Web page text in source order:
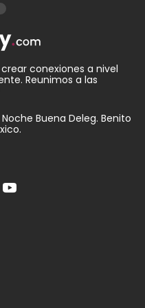
conexiones a nivel
Reunimos a las
Buena Deleg. Benito